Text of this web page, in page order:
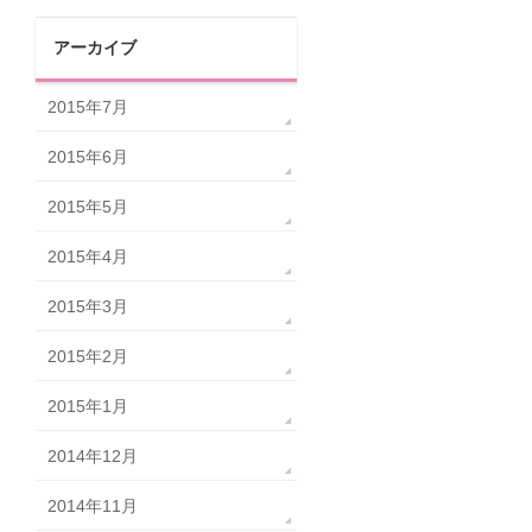
アーカイブ
2015年7月
2015年6月
2015年5月
2015年4月
2015年3月
2015年2月
2015年1月
2014年12月
2014年11月